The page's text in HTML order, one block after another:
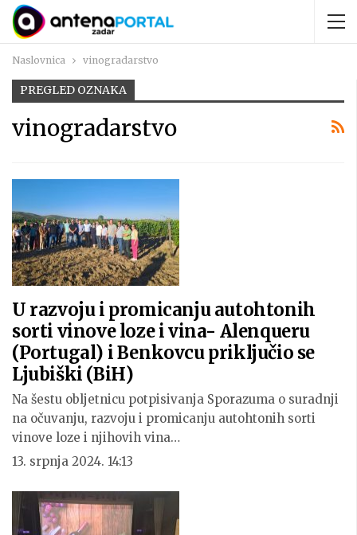
Naslovnica vinogradarstvo
PREGLED OZNAKA
vinogradarstvo
U razvoju i promicanju autohtonih
sorti vinove loze i vina- Alenqueru
(Portugal) i Benkovcu priključio se
Ljubiški (BiH)
Na šestu obljetnicu potpisivanja Sporazuma o suradnji
na očuvanju, razvoju i promicanju autohtonih sorti
vinove loze i njihovih vina…
13. srpnja 2024. 14:13